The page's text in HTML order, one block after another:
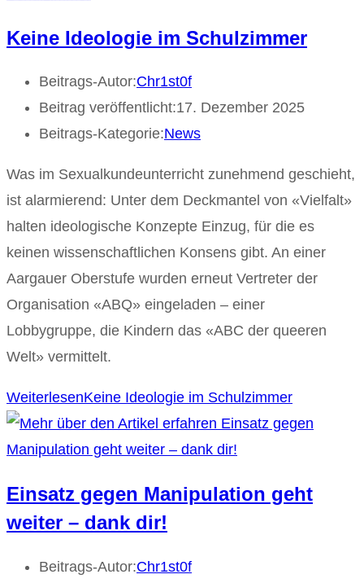
Keine Ideologie im Schulzimmer
Beitrags-Autor:Chr1st0f
Beitrag veröffentlicht:17. Dezember 2025
Beitrags-Kategorie:News
Was im Sexualkundeunterricht zunehmend geschieht,
ist alarmierend: Unter dem Deckmantel von «Vielfalt»
halten ideologische Konzepte Einzug, für die es
keinen wissenschaftlichen Konsens gibt. An einer
Aargauer Oberstufe wurden erneut Vertreter der
Organisation «ABQ» eingeladen – einer
Lobbygruppe, die Kindern das «ABC der queeren
Welt» vermittelt.
WeiterlesenKeine Ideologie im Schulzimmer
Einsatz gegen Manipulation geht
weiter – dank dir!
Beitrags-Autor:Chr1st0f